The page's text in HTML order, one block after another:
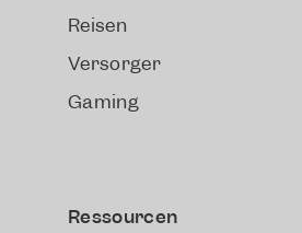
Reisen
Versorger
Gaming
Ressourcen​